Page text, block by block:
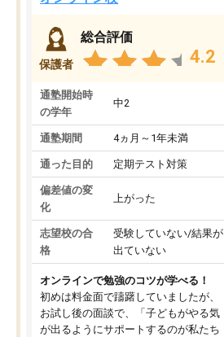
保護者
総合評価
4.2
通塾開始時
の学年
中2
通塾期間 4ヵ月～1年未満
通った目的 定期テスト対策
偏差値の変
化
上がった
志望校の合
格
受験していない/結果が
出ていない
オンラインで勉強のコツが学べる！
初めは料金面で躊躇していましたが、
お試し後の面談で、「子どもがやる気
が出るようにサポートするのが私たち